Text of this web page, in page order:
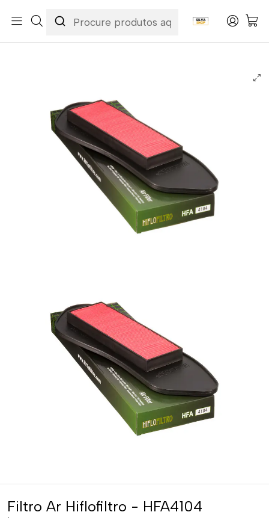
Manutenção & Consumíveis
Filtros Filtros Ar
Hiflofiltro
Filtro Ar Hiflofiltro - HFA4104
Filtro Ar Hiflofiltro - HFA4104